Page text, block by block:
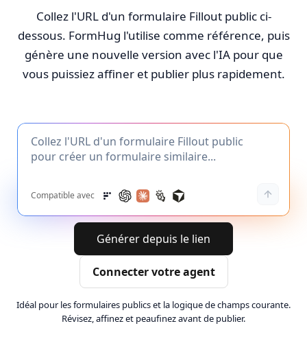
Collez l'URL d'un formulaire Fillout public ci-
dessous. FormHug l'utilise comme référence, puis
génère une nouvelle version avec l'IA pour que
vous puissiez affiner et publier plus rapidement.
Compatible avec
Générer depuis le lien
Connecter votre agent
Idéal pour les formulaires publics et la logique de champs courante.
Révisez, affinez et peaufinez avant de publier.